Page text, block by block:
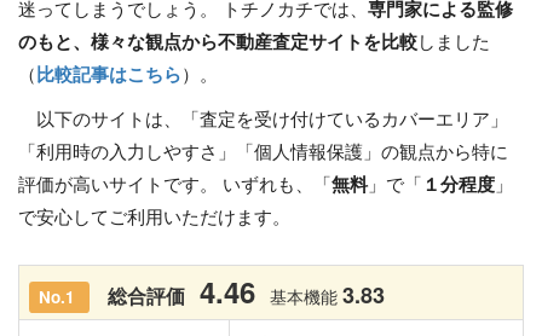
迷ってしまうでしょう。 トチノカチでは、 専門家による監修
のもと、様々な観点から不動産査定サイトを比較 しました
（ 比較記事はこちら ）。
以下のサイトは、「査定を受け付けているカバーエリア」
「利用時の入力しやすさ」「個人情報保護」の観点から特に
評価が高いサイトです。 いずれも、「 無料」で「 １分程度 」
で安心してご利用いただけます。